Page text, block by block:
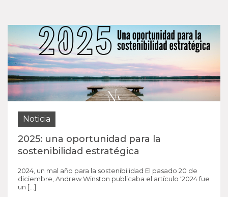
Noticia
2025: una oportunidad para la
sostenibilidad estratégica
2024, un mal año para la sostenibilidad El pasado 20 de
diciembre, Andrew Winston publicaba el artículo ‘2024 fue
un […]